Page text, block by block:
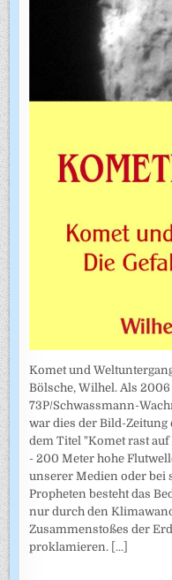
Komet und
Bölsche, Wilhel. Als
73P/Schwassmann-
war dies der Bild-
dem Titel "Komet rast
- 200 Meter hohe
unserer Medien oder bei
Propheten besteht das
nur durch den
Zusammenstoßes der
proklamieren. [...]